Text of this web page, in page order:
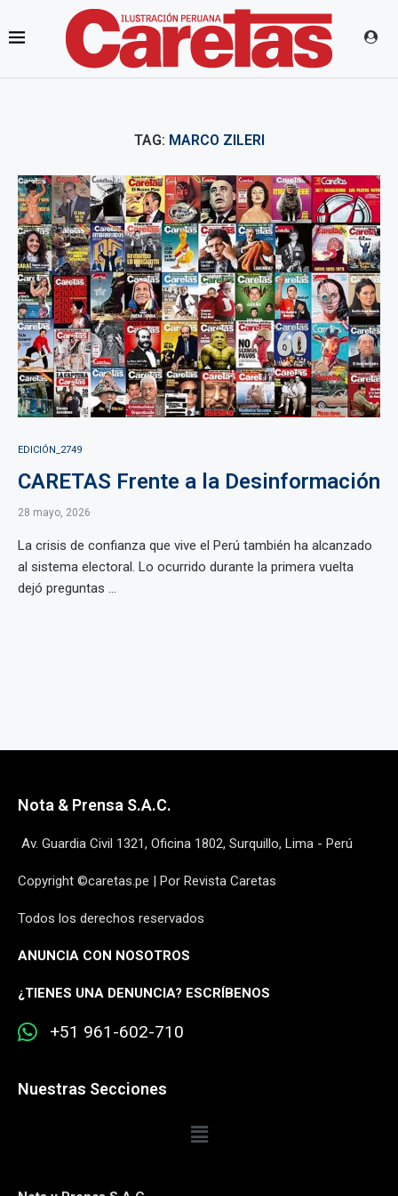
TAG: MARCO ZILERI
EDICIÓN_2749
CARETAS Frente a la Desinformación
28 mayo, 2026
La crisis de confianza que vive el Perú también ha alcanzado
al sistema electoral. Lo ocurrido durante la primera vuelta
dejó preguntas ...
Nota & Prensa S.A.C.
Av. Guardia Civil 1321, Oficina 1802, Surquillo, Lima - Perú
Copyright ©caretas.pe | Por Revista Caretas
Todos los derechos reservados
ANUNCIA CON NOSOTROS
¿TIENES UNA DENUNCIA? ESCRÍBENOS
+51 961-602-710
Nuestras Secciones